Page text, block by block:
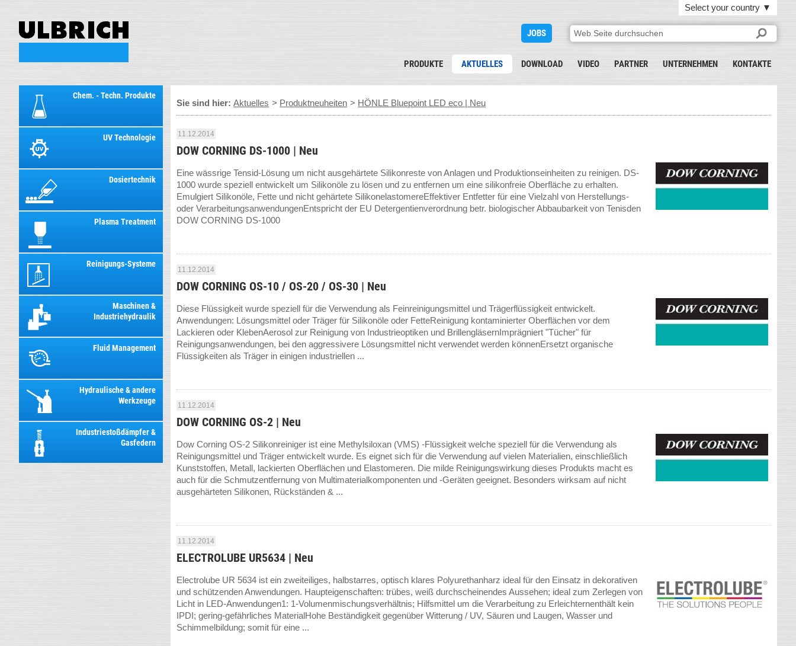
Select your country ▼
JOBS
PRODUKTE AKTUELLES DOWNLOAD VIDEO PARTNER UNTERNEHMEN KONTAKTE
Chem. - Techn. Produkte
UV Technologie
Dosiertechnik
Plasma Treatment
Reinigungs-Systeme
Maschinen &
Industriehydraulik
Fluid Management
Hydraulische & andere
Werkzeuge
Industriestoßdämpfer &
Gasfedern
Sie sind hier:Aktuelles > Produktneuheiten > HÖNLE Bluepoint LED eco | Neu
11.12.2014
DOW CORNING DS-1000 | Neu
Eine wässrige Tensid-Lösung um nicht ausgehärtete Silikonreste von Anlagen und Produktionseinheiten zu reinigen. DS-
1000 wurde speziell entwickelt um Silikonöle zu lösen und zu entfernen um eine silikonfreie Oberfläche zu erhalten.
Emulgiert Silikonöle, Fette und nicht gehärtete SilikonelastomereEffektiver Entfetter für eine Vielzahl von Herstellungs-
oder VerarbeitungsanwendungenEntspricht der EU Detergentienverordnung betr. biologischer Abbaubarkeit von Tenisden
DOW CORNING DS-1000
11.12.2014
DOW CORNING OS-10 / OS-20 / OS-30 | Neu
Diese Flüssigkeit wurde speziell für die Verwendung als Feinreinigungsmittel und Trägerflüssigkeit entwickelt.
Anwendungen: Lösungsmittel oder Träger für Silikonöle oder FetteReinigung kontaminierter Oberflächen vor dem
Lackieren oder KlebenAerosol zur Reinigung von Industrieoptiken und BrillengläsernImprägniert "Tücher" für
Reinigungsanwendungen, bei den aggressivere Lösungsmittel nicht verwendet werden könnenErsetzt organische
Flüssigkeiten als Träger in einigen industriellen ...
11.12.2014
DOW CORNING OS-2 | Neu
Dow Corning OS-2 Silikonreiniger ist eine Methylsiloxan (VMS) -Flüssigkeit welche speziell für die Verwendung als
Reinigungsmittel und Träger entwickelt wurde. Es eignet sich für die Verwendung auf vielen Materialien, einschließlich
Kunststoffen, Metall, lackierten Oberflächen und Elastomeren. Die milde Reinigungswirkung dieses Produkts macht es
auch für die Schmutzentfernung von Multimaterialkomponenten und -Geräten geeignet. Besonders wirksam auf nicht
ausgehärteten Silikonen, Rückständen & ...
11.12.2014
ELECTROLUBE UR5634 | Neu
Electrolube UR 5634 ist ein zweiteiliges, halbstarres, optisch klares Polyurethanharz ideal für den Einsatz in dekorativen
und schützenden Anwendungen. Haupteigenschaften: trübes, weiß durchscheinendes Aussehen; ideal zum Zerlegen von
Licht in LED-Anwendungen1: 1-Volumenmischungsverhältnis; Hilfsmittel um die Verarbeitung zu Erleichternenthält kein
IPDI; gering-gefährliches MaterialHohe Beständigkeit gegenüber Witterung / UV, Säuren und Laugen, Wasser und
Schimmelbildung; somit für eine ...